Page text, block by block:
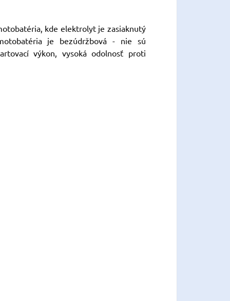
kde elektrolyt je zasiaknutý
je bezúdržbová - nie sú
výkon, vysoká odolnosť proti